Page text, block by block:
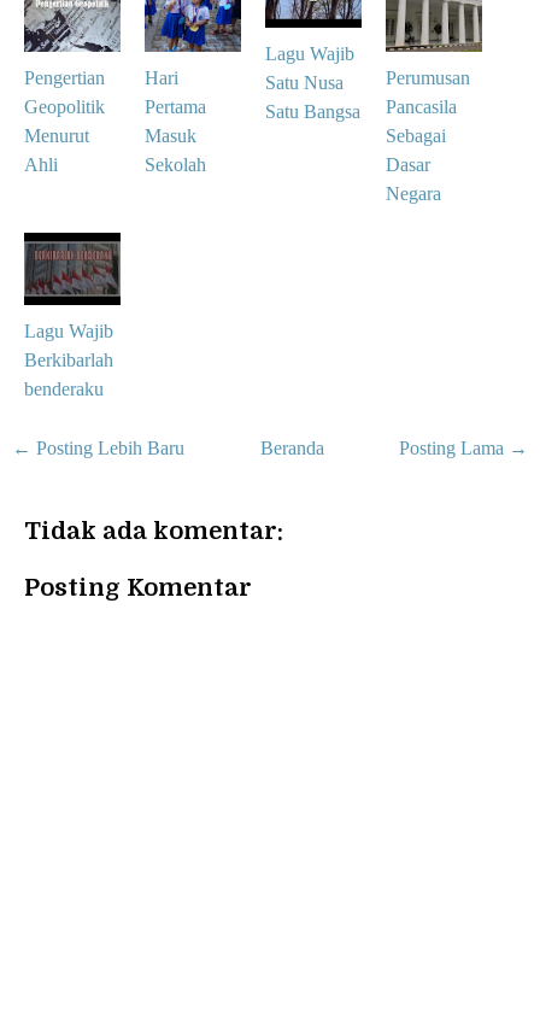
Pengertian
Geopolitik
Menurut
Ahli
Hari
Pertama
Masuk
Sekolah
Lagu Wajib
Satu Nusa
Satu Bangsa
Perumusan
Pancasila
Sebagai
Dasar
Negara
Lagu Wajib
Berkibarlah
benderaku
← Posting Lebih Baru Posting Lama →
Beranda
Tidak ada komentar:
Posting Komentar